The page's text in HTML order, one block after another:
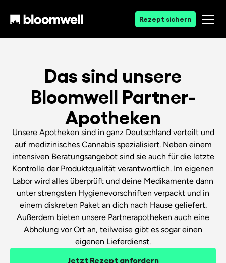
Rezept sichern
Das sind unsere
Bloomwell Partner-
Apotheken
Unsere Apotheken sind in ganz Deutschland verteilt und
auf medizinisches Cannabis spezialisiert. Neben einem
intensiven Beratungsangebot sind sie auch für die letzte
Kontrolle der Produktqualität verantwortlich. Im eigenen
Labor wird alles überprüft und deine Medikamente dann
unter strengsten Hygienevorschriften verpackt und in
einem diskreten Paket an dich nach Hause geliefert.
Außerdem bieten unsere Partnerapotheken auch eine
Abholung vor Ort an, teilweise gibt es sogar einen
eigenen Lieferdienst.
Jetzt Rezept anfordern